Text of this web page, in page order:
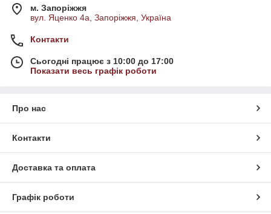
м. Запоріжжя
вул. Яценко 4а, Запоріжжя, Україна
Контакти
Сьогодні працює з 10:00 до 17:00
Показати весь графік роботи
Про нас
Контакти
Доставка та оплата
Графік роботи